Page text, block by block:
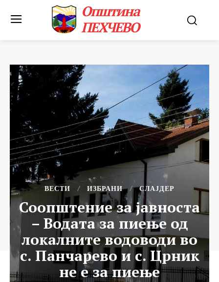
Општина
ПЕХЧЕВО
ВЕСТИ ИЗБРАНИ СЛАЈДЕР
Соопштение за јавноста
– Водата за пиење од
локалните водоводи во
с. Панчарево и с. Црник
не е за пиење